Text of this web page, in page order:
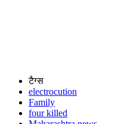
टैग्स
electrocution
Family
four killed